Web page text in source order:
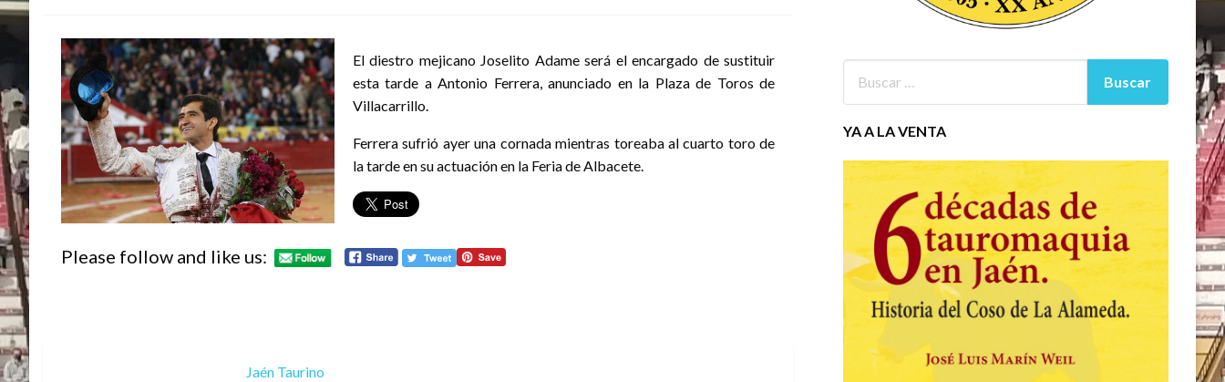
El diestro mejicano Joselito Adame será el encargado de sustituir
esta tarde a Antonio Ferrera, anunciado en la Plaza de Toros de
Villacarrillo.
Ferrera sufrió ayer una cornada mientras toreaba al cuarto toro de
la tarde en su actuación en la Feria de Albacete.
Please follow and like us:
Jaén Taurino
YA A LA VENTA